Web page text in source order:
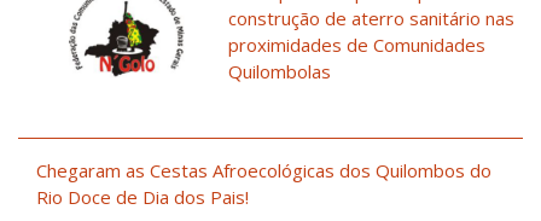
construção de aterro sanitário nas
proximidades de Comunidades
Quilombolas
Chegaram as Cestas Afroecológicas dos Quilombos do
Rio Doce de Dia dos Pais!